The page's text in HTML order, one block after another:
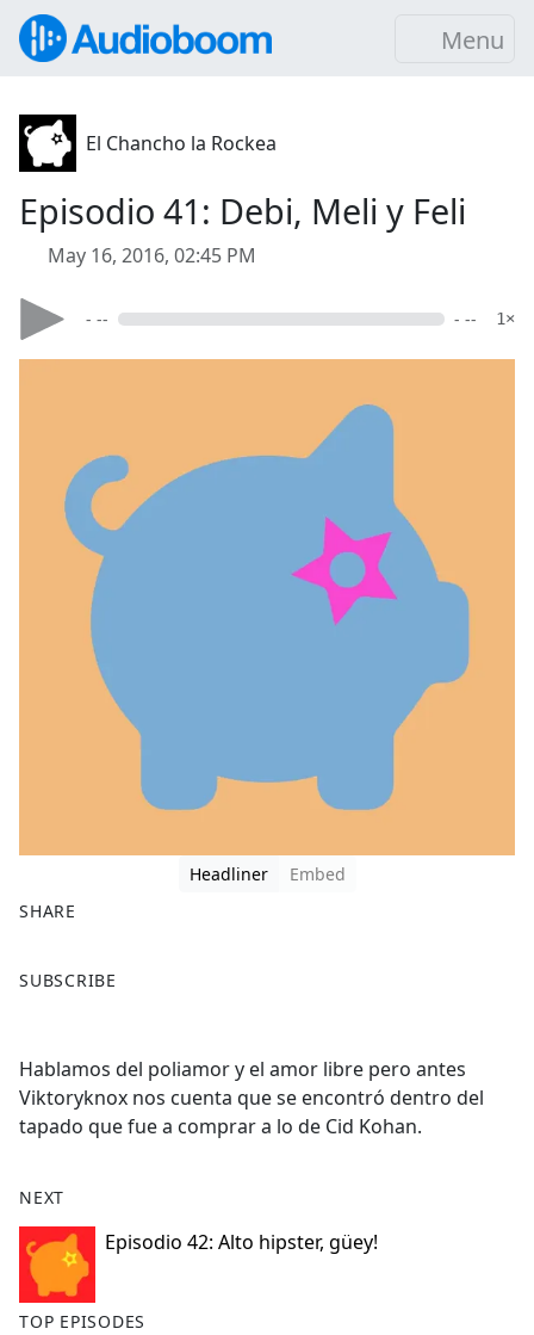
Menu
El Chancho la Rockea
Episodio 41: Debi, Meli y Feli
May 16, 2016, 02:45 PM
- -- - -- 1×
Headliner
Embed
SHARE
a
b
o
o
SUBSCRIBE
Hablamos del poliamor y el amor libre pero antes
Viktoryknox nos cuenta que se encontró dentro del
tapado que fue a comprar a lo de Cid Kohan.
NEXT
Episodio 42: Alto hipster, güey!
TOP EPISODES